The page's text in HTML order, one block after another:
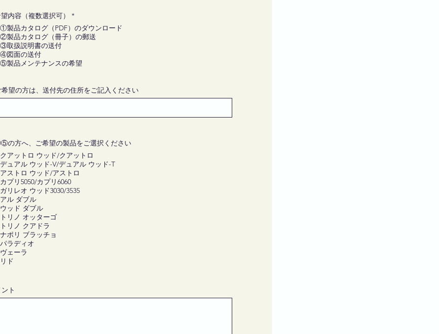
内容（複数選択可） *R
q
u
d
①製品カタログ（PDF）のダウンロード
②製品カタログ（冊子）の郵送
③取扱説明書の送付
④図面の送付
⑤製品メンテナンスの希望
望の方は、送付先の住所をご記入ください
方へ、ご希望の製品をご選択ください
クアットロ ウッド/クアットロ
デュアル ウッド-V/デュアル ウッド-T
アストロ ウッド/アストロ
カプリ5050/カプリ6060
ガリレオ ウッド3030/3535
アル ダブル
ウッド ダブル
トリノ オッターゴ
トリノ クアドラ
ナポリ ブラッチョ
パラディオ
ヴェーラ
リド
ト